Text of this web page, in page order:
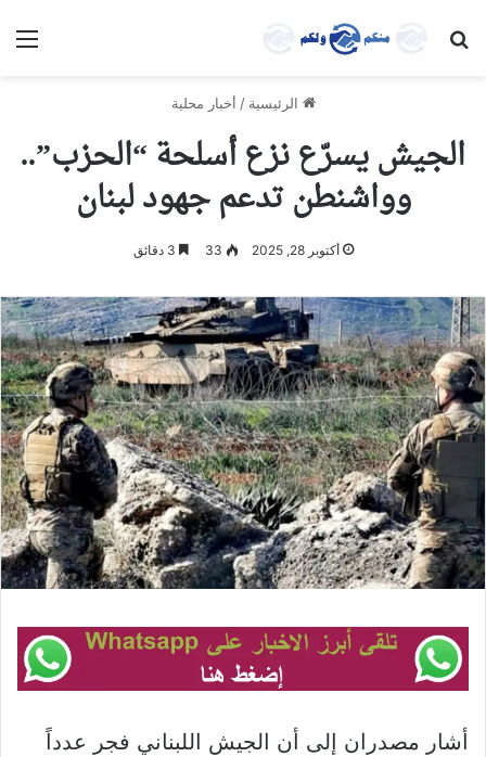
بحث عن
الرئيسية / أخبار محلية
الجيش يسرّع نزع أسلحة “الحزب”..
وواشنطن تدعم جهود لبنان
أكتوبر 28, 2025 33
أشار مصدران إلى أن الجيش اللبناني فجر عدداً